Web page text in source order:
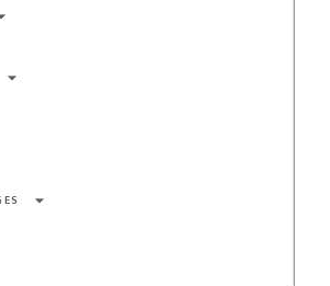
arrow_drop_down
arrow_drop_down